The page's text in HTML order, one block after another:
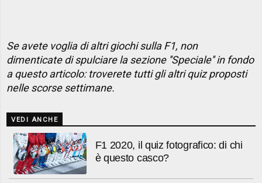
Se avete voglia di altri giochi sulla F1, non
dimenticate di spulciare la sezione ''Speciale'' in fondo
a questo articolo: troverete tutti gli altri quiz proposti
nelle scorse settimane.
VEDI ANCHE
F1 2020, il quiz fotografico: di chi
è questo casco?